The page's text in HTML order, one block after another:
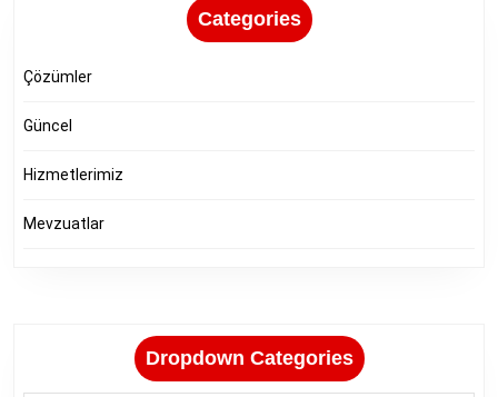
Categories
Çözümler
Güncel
Hizmetlerimiz
Mevzuatlar
Dropdown Categories